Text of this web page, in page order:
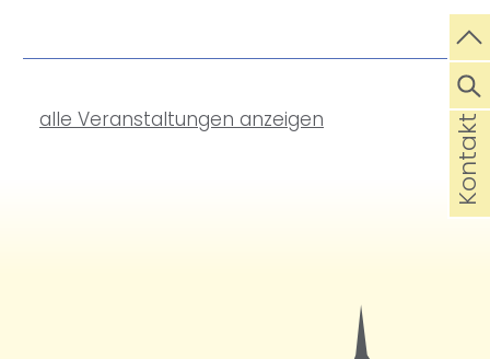
alle Veranstaltungen anzeigen Kontakt